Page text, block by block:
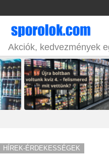
Akciók, kedvezmények
HÍREK-ÉRDEKESSÉGEK